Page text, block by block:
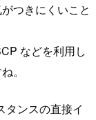
つきにくいこと
などを利用し
。
タンスの直接イ